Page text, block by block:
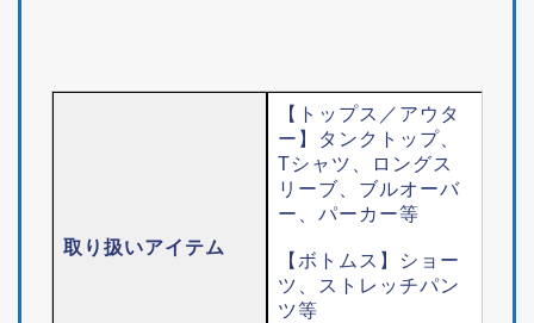
取り扱いアイテム
【トップス／アウタ
ー】タンクトップ、
Tシャツ、ロングス
リーブ、ブルオーバ
ー、パーカー等
【ボトムス】ショー
ツ、ストレッチパン
ツ等